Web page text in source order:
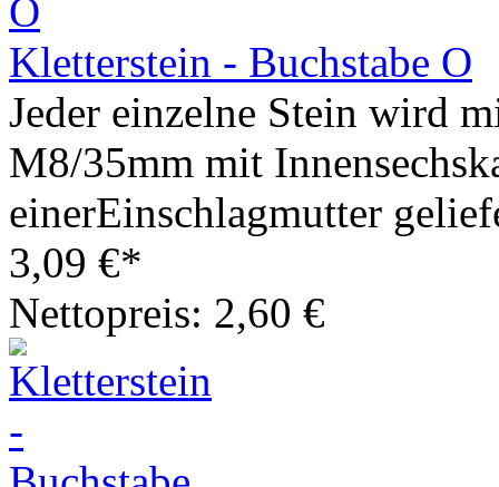
Kletterstein - Buchstabe O
Jeder einzelne Stein wird
M8/35mm mit
einerEinschlagmutter
3,09 €*
Nettopreis: 2,60 €